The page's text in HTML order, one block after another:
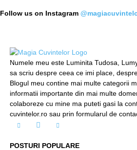
Follow us on Instagram
Numele meu este Luminita Tudosa,
sa scriu despre ceea ce imi place,
Blogul meu contine mai multe categorii
informatii importante din mai multe
colaboreze cu mine ma puteti gasi la
cuvintelor.ro sau prin formularul de
POSTURI POPULARE